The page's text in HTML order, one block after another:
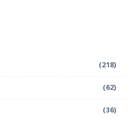
(218)
(62)
(36)